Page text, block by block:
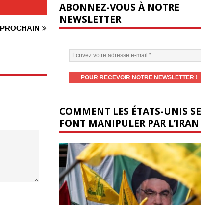
PROCHAIN
ABONNEZ-VOUS À NOTRE
NEWSLETTER
COMMENT LES ÉTATS-UNIS SE
FONT MANIPULER PAR L’IRAN